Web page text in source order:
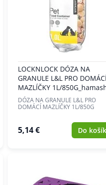
LOCKNLOCK DÓZA NA
GRANULE L&L PRO
MAZLÍČKY 1L/
DÓZA NA GRANULE L&L PRO
DOMÁCÍ MAZLÍČKY 1L/850G
5,14 € Do